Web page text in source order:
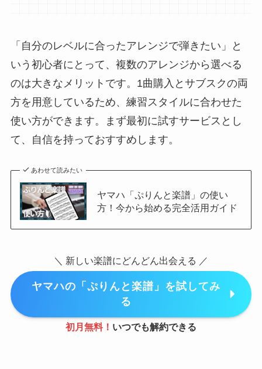
「自分のレベルに合ったアレンジで弾きたい」と
いう初心者にとって、複数のアレンジから選べる
のは大きなメリットです。1曲購入とサブスクの両
方を用意しているため、練習スタイルに合わせた
使い方ができます。まず最初に試すサービスとし
て、自信を持っておすすめします。
あわせて読みたい
ヤマハ「ぷりんと楽譜」の使い
方！今から始める完全活用ガイド
＼ 新しい楽譜にどんどん出会える ／
ヤマハの「ぷりんと楽譜」を試してみ
る
初月無料！ いつでも解約できる